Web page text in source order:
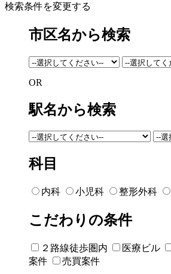
検索条件を変更する
市区名から検索
OR
駅名から検索
科目
内科 小児科 整形外科
こだわりの条件
２路線徒歩圏内 医療ビル
案件
売買案件